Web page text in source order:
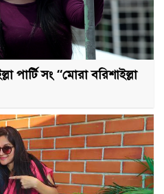
পার্টি সং “মোরা বরিশাইল্লা